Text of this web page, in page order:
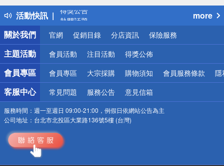
活動快訊
得獎公告
熱門話題
銀行優惠
偏遠地區配送
詐騙網頁！請小心！
more
關於我們
官網 促銷目錄 分店資訊 保險服務
主題活動 會員活動 注目活動 得獎公佈
會員專區 會員專區 大宗採購 購物須知 會員服務條款 隱
客服中心 常見問題 服務公告 意見信箱
服務時間： 週一至週日 09:00-21:00，例假日依網站公告為主
公司地址： 台北市北投區大業路136號5樓 (台灣)